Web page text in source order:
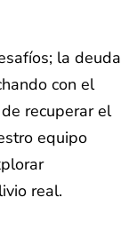
la deuda
con el
recuperar el
equipo
real.